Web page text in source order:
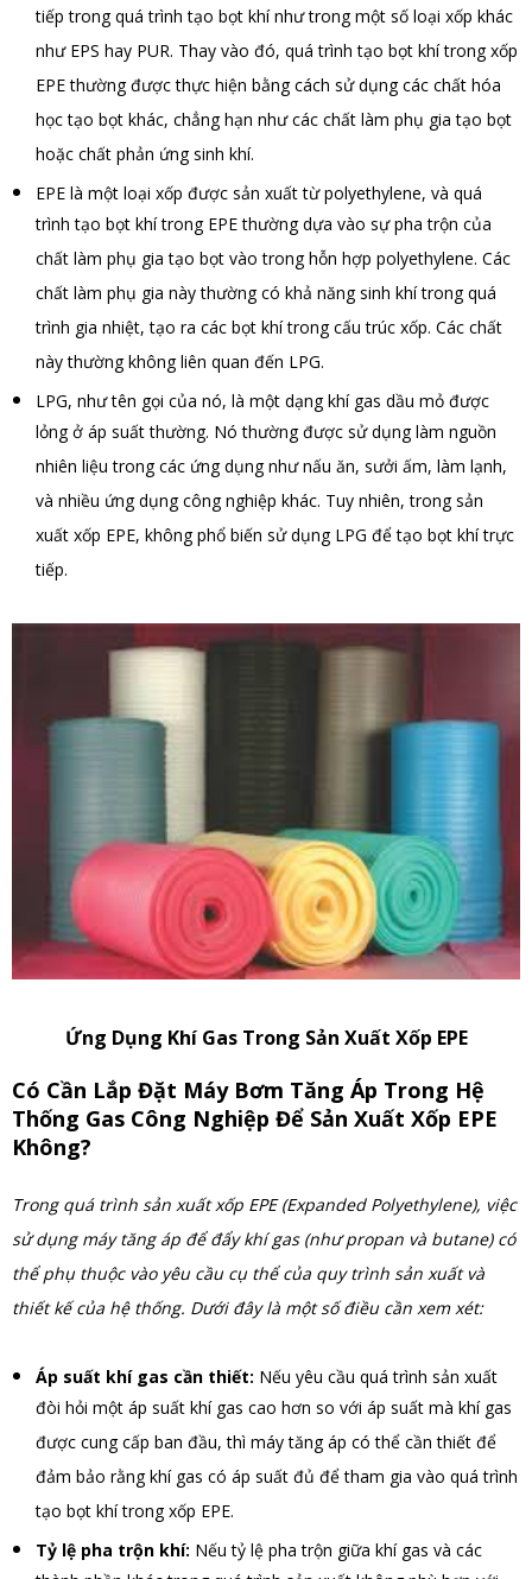
tiếp trong quá trình tạo bọt khí như trong một số loại xốp khác
như EPS hay PUR. Thay vào đó, quá trình tạo bọt khí trong xốp
EPE thường được thực hiện bằng cách sử dụng các chất hóa
học tạo bọt khác, chẳng hạn như các chất làm phụ gia tạo bọt
hoặc chất phản ứng sinh khí.
EPE là một loại xốp được sản xuất từ polyethylene, và quá
trình tạo bọt khí trong EPE thường dựa vào sự pha trộn của
chất làm phụ gia tạo bọt vào trong hỗn hợp polyethylene. Các
chất làm phụ gia này thường có khả năng sinh khí trong quá
trình gia nhiệt, tạo ra các bọt khí trong cấu trúc xốp. Các chất
này thường không liên quan đến LPG.
LPG, như tên gọi của nó, là một dạng khí gas dầu mỏ được
lỏng ở áp suất thường. Nó thường được sử dụng làm nguồn
nhiên liệu trong các ứng dụng như nấu ăn, sưởi ấm, làm lạnh,
và nhiều ứng dụng công nghiệp khác. Tuy nhiên, trong sản
xuất xốp EPE, không phổ biến sử dụng LPG để tạo bọt khí trực
tiếp.
Ứng Dụng Khí Gas Trong Sản Xuất Xốp EPE
Có Cần Lắp Đặt Máy Bơm Tăng Áp Trong Hệ
Thống Gas Công Nghiệp Để Sản Xuất Xốp EPE
Không?
Trong quá trình sản xuất xốp EPE (Expanded Polyethylene), việc
sử dụng máy tăng áp để đẩy khí gas (như propan và butane) có
thể phụ thuộc vào yêu cầu cụ thể của quy trình sản xuất và
thiết kế của hệ thống. Dưới đây là một số điều cần xem xét:
Áp suất khí gas cần thiết: Nếu yêu cầu quá trình sản xuất
đòi hỏi một áp suất khí gas cao hơn so với áp suất mà khí gas
được cung cấp ban đầu, thì máy tăng áp có thể cần thiết để
đảm bảo rằng khí gas có áp suất đủ để tham gia vào quá trình
tạo bọt khí trong xốp EPE.
Tỷ lệ pha trộn khí: Nếu tỷ lệ pha trộn giữa khí gas và các